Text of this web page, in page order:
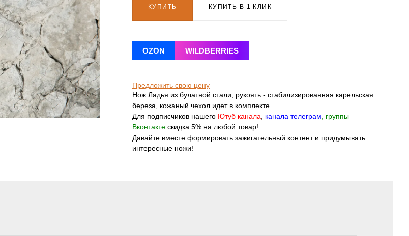
КУПИТЬ КУПИТЬ В 1 КЛИК
OZON WILDBERRIES
Предложить свою цену
Нож Ладья из булатной стали, рукоять - стабилизированная карельская
береза, кожаный чехол идет в комплекте.
Для подписчиков нашего Ютуб канала канала телеграм
группы
Вконтакте скидка 5% на любой товар!
Давайте вместе формировать зажигательный контент и придумывать
интересные ножи!